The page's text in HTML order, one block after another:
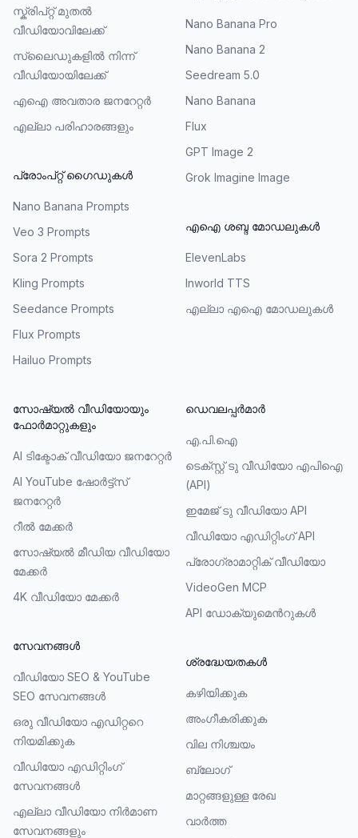
സ്ക്രിപ്റ്റ് മുതൽ
വീഡിയോവിലേക്ക്
സ്ലൈഡുകളിൽ നിന്ന്
വീഡിയോയിലേക്ക്
എഐ അവതാര ജനറേറ്റർ
എല്ലാ പരിഹാരങ്ങളും
പ്രോംപ്റ്റ് ഗൈഡുകൾ
Nano Banana Prompts
Veo 3 Prompts
Sora 2 Prompts
Kling Prompts
Seedance Prompts
Flux Prompts
Hailuo Prompts
Nano Banana Pro
Nano Banana 2
Seedream 5.0
Nano Banana
Flux
GPT Image 2
Grok Imagine Image
എഐ ശബ്ദ മോഡലുകൾ
ElevenLabs
Inworld TTS
എല്ലാ എഐ മോഡലുകൾ
സോഷ്യൽ വീഡിയോയും
ഫോർമാറ്റുകളും
AI ടിക്ടോക് വീഡിയോ ജനറേറ്റർ
AI YouTube ഷോർട്ട്സ്
ജനറേറ്റർ
റീൽ മേക്കർ
സോഷ്യൽ മീഡിയ വീഡിയോ
മേക്കർ
4K വീഡിയോ മേക്കർ
സേവനങ്ങൾ
വീഡിയോ SEO & YouTube
SEO സേവനങ്ങൾ
ഒരു വീഡിയോ എഡിറ്ററെ
നിയമിക്കുക
വീഡിയോ എഡിറ്റിംഗ്
സേവനങ്ങൾ
എല്ലാ വീഡിയോ നിർമാണ
സേവനങ്ങളും
ഡെവലപ്പർമാർ
എ.പി.ഐ
ടെക്സ്റ്റ് ടു വീഡിയോ എപിഐ
(API)
ഇമേജ് ടു വീഡിയോ API
വീഡിയോ എഡിറ്റിംഗ് API
പ്രോഗ്രാമാറ്റിക് വീഡിയോ
VideoGen MCP
API ഡോക്യുമെൻറുകൾ
ശ്രദ്ധേയതകൾ
കഴിയിക്കുക
അംഗീകരിക്കുക
വില നിശ്ചയം
ബ്ലോഗ്
മാറ്റങ്ങളുള്ള രേഖ
വാർത്ത